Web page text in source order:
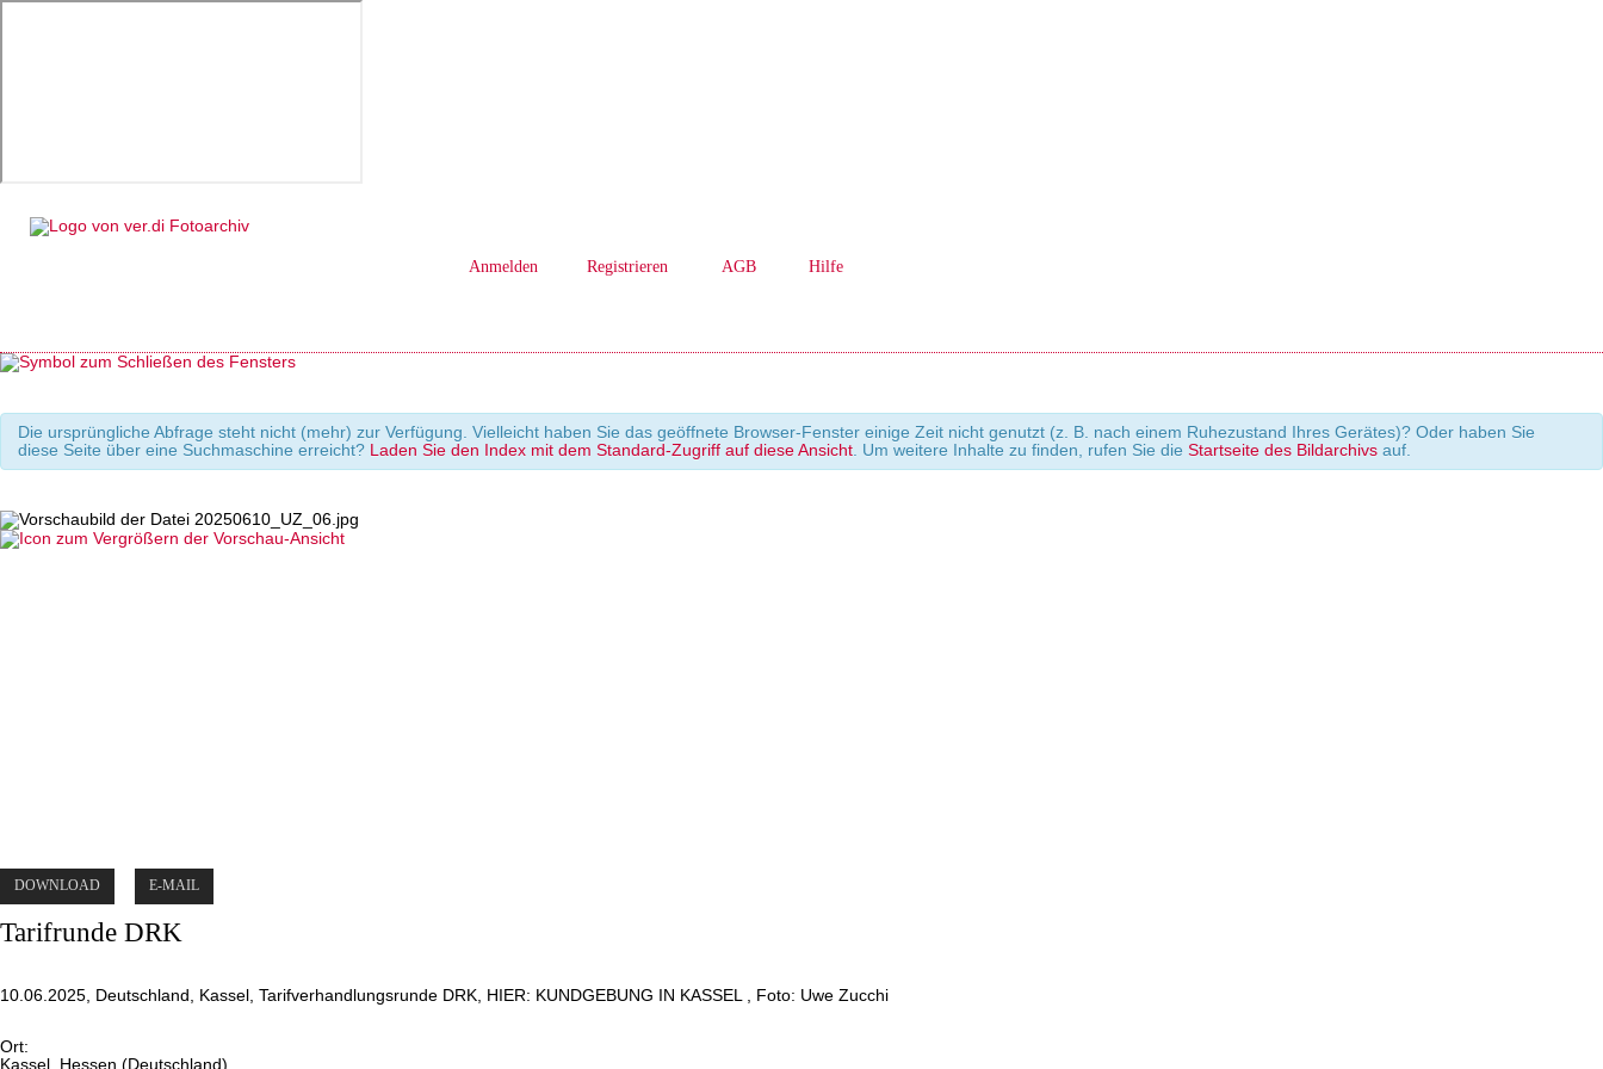
Anmelden Registrieren AGB Hilfe
Die ursprüngliche Abfrage steht nicht (mehr) zur Verfügung. Vielleicht haben Sie das geöffnete Browser-Fenster einige Zeit nicht genutzt (z. B. nach einem Ruhezustand Ihres Gerätes)? Oder haben Sie
diese Seite über eine Suchmaschine erreicht? Laden Sie den Index mit dem Standard-Zugriff auf diese Ansicht. Um weitere Inhalte zu finden, rufen Sie die Startseite des Bildarchivs auf.
DOWNLOAD E-MAIL
Tarifrunde DRK
10.06.2025, Deutschland, Kassel, Tarifverhandlungsrunde DRK, HIER: KUNDGEBUNG IN KASSEL , Foto: Uwe Zucchi
Ort:
Kassel, Hessen (Deutschland)